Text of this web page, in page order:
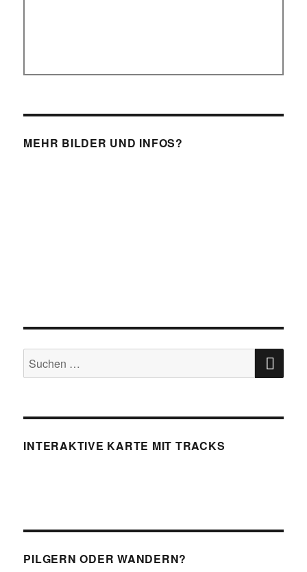
MEHR BILDER UND INFOS?
Suchen
nach:
INTERAKTIVE KARTE MIT TRACKS
PILGERN ODER WANDERN?